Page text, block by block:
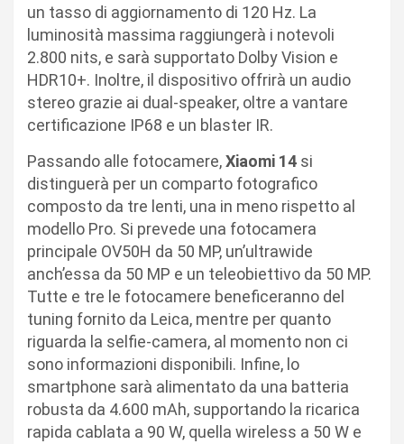
un tasso di aggiornamento di 120 Hz. La
luminosità massima raggiungerà i notevoli
2.800 nits, e sarà supportato Dolby Vision e
HDR10+. Inoltre, il dispositivo offrirà un audio
stereo grazie ai dual-speaker, oltre a vantare
certificazione IP68 e un blaster IR.
Passando alle fotocamere,Xiaomi 14 si
distinguerà per un comparto fotografico
composto da tre lenti, una in meno rispetto al
modello Pro. Si prevede una fotocamera
principale OV50H da 50 MP, un’ultrawide
anch’essa da 50 MP e un teleobiettivo da 50 MP.
Tutte e tre le fotocamere beneficeranno del
tuning fornito da Leica, mentre per quanto
riguarda la selfie-camera, al momento non ci
sono informazioni disponibili. Infine, lo
smartphone sarà alimentato da una batteria
robusta da 4.600 mAh, supportando la ricarica
rapida cablata a 90 W, quella wireless a 50 W e